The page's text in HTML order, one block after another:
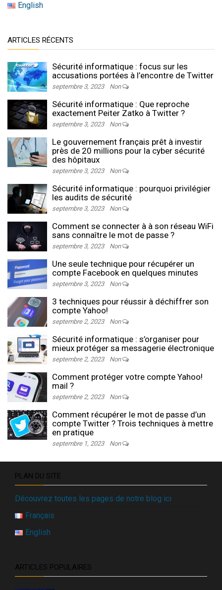
English
ARTICLES RÉCENTS
Sécurité informatique : focus sur les
accusations portées à l’encontre de Twitter
septembre 3, 2023 Non
Sécurité informatique : Que reproche
exactement Peiter Zatko à Twitter ?
septembre 3, 2023 Non
Le gouvernement français prêt à investir
près de 20 millions pour la cyber sécurité
des hôpitaux
septembre 3, 2023 Non
Sécurité informatique : pourquoi privilégier
les audits de sécurité
septembre 3, 2023 Non
Comment se connecter à à son réseau WiFi
sans connaître le mot de passe ?
septembre 3, 2023 Non
Une seule technique pour récupérer un
compte Facebook en quelques minutes
septembre 3, 2023 Non
3 techniques pour réussir à déchiffrer son
compte Yahoo!
septembre 2, 2023 Non
Sécurité informatique : s’organiser pour
mieux protéger sa messagerie électronique
septembre 2, 2023 Non
Comment protéger votre compte Yahoo!
mail ?
septembre 2, 2023 Non
Comment récupérer le mot de passe d’un
compte Twitter ? Trois techniques à mettre
en pratique
septembre 1, 2023 Non
PLAN DU SITE
Découvrez toutes les pages de notre blog ici
Français
English
ARTICLES POPULAIRES